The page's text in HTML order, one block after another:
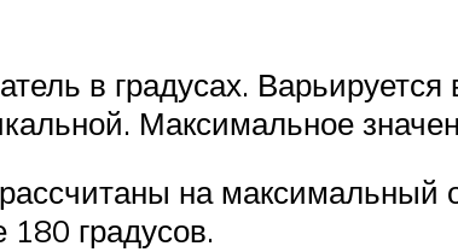
в градусах.
Максимальное
на максимальный
градусов.